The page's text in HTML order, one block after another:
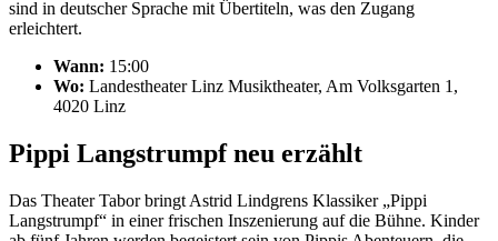
sind in deutscher Sprache mit Übertiteln, was den Zugang
erleichtert.
Wann: 15:00
Wo: Landestheater Linz Musiktheater, Am Volksgarten 1,
4020 Linz
Pippi Langstrumpf neu erzählt
Das Theater Tabor bringt Astrid Lindgrens Klassiker „Pippi
Langstrumpf“ in einer frischen Inszenierung auf die Bühne. Kinder